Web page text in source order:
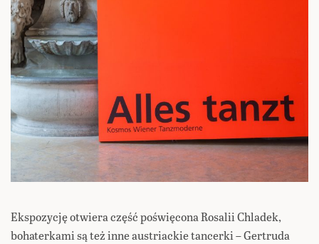
Ekspozycję otwiera część poświęcona Rosalii Chladek,
bohaterkami są też inne austriackie tancerki – Gertruda